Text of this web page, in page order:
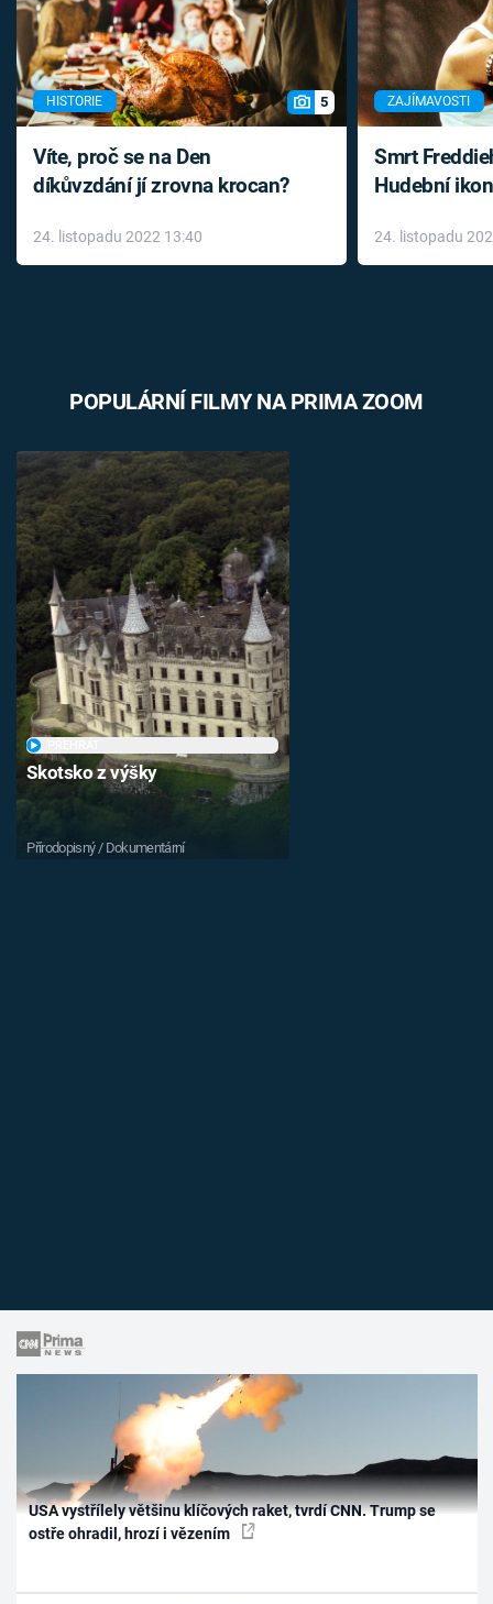
HISTORIE 5
Víte, proč se na Den
díkůvzdání jí zrovna krocan?
24. listopadu 2022 13:40
ZAJÍMAVOSTI
Smrt
Hudební
léky
24. listopadu
POPULÁRNÍ FILMY NA PRIMA ZOOM
Skotsko z výšky
Přírodopisný / Dokumentární
USA vystřílely většinu klíčových raket, tvrdí CNN. Trump se
ostře ohradil, hrozí i vězením